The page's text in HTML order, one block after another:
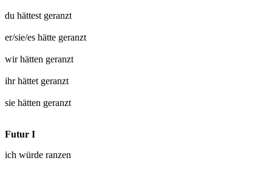
du hättest geranzt
er/sie/es hätte geranzt
wir hätten geranzt
ihr hättet geranzt
sie hätten geranzt
Futur I
ich würde ranzen